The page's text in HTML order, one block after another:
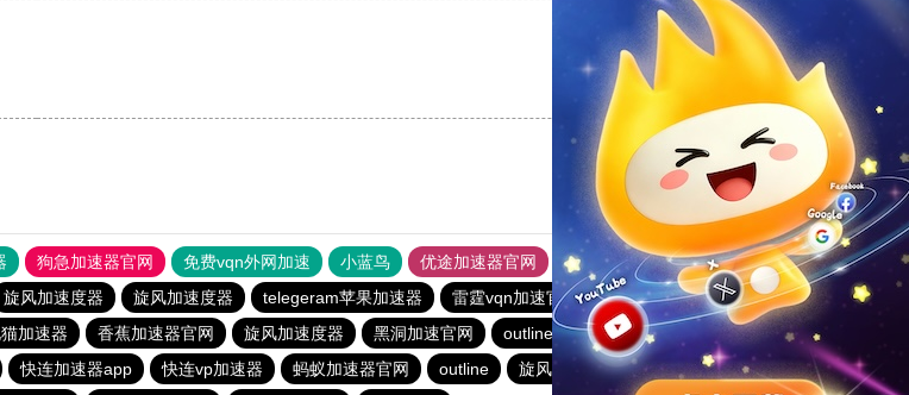
反对[0]
狗急加速器官网 免费vqn外网加速 小蓝鸟 优途加速器官网 风驰加速器 旋风加速器
八戒看书
旋风加速度器 旋风加速度器 telegeram苹果加速器 雷霆vqn加速官网
暴雪vp永久免费加速器下载官网
加速器 香蕉加速器官网 旋风加速度器 黑洞加速官网 outline 永久免费vqn加速外网
极风加速器
快连加速器app 快连vp加速器 蚂蚁加速器官网 outline 旋风加速度器
蚂蚁加速npv下载官网ios